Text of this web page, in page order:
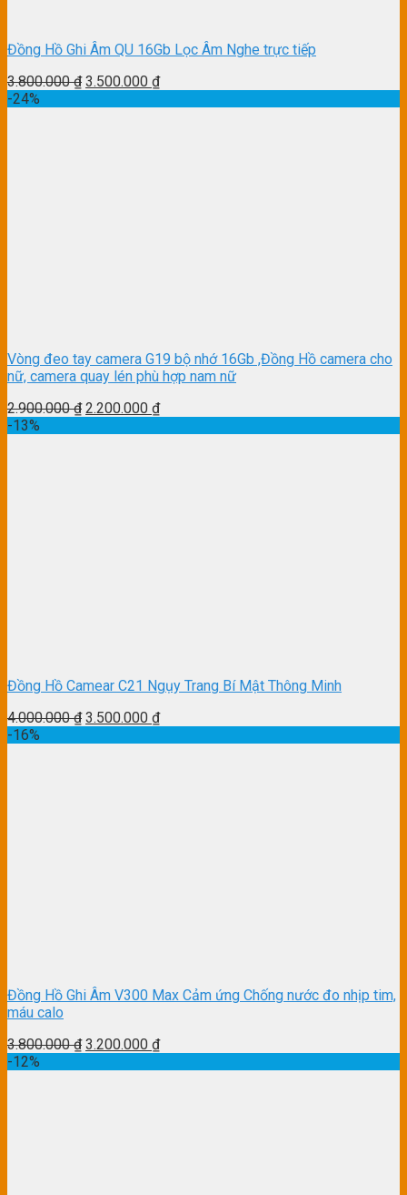
Đồng Hồ Ghi Âm QU 16Gb Lọc Âm Nghe trực tiếp
3.800.000₫ 3.500.000 ₫
-24%
Vòng đeo tay camera G19 bộ nhớ 16Gb ,Đồng Hồ camera cho
nữ, camera quay lén phù hợp nam nữ
2.900.000₫ 2.200.000 ₫
-13%
Đồng Hồ Camear C21 Ngụy Trang Bí Mật Thông Minh
4.000.000₫ 3.500.000 ₫
-16%
Đồng Hồ Ghi Âm V300 Max Cảm ứng Chống nước đo nhịp tim,
máu calo
3.800.000₫ 3.200.000 ₫
-12%